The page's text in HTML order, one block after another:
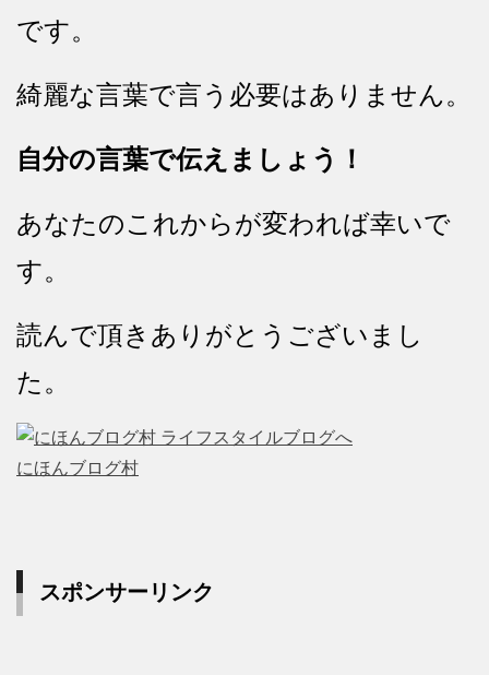
です。
綺麗な言葉で言う必要はありません。
自分の言葉で伝えましょう！
あなたのこれからが変われば幸いで
す。
読んで頂きありがとうございまし
た。
にほんブログ村
スポンサーリンク